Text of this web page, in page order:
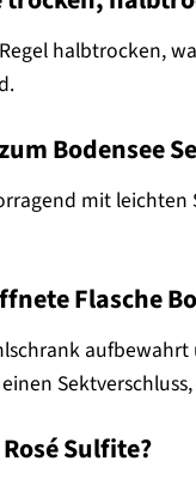
halbtrocken,
Bodensee
mit
Flasche
Sulfite?